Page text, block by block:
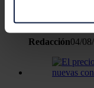
puede tener
Identificar
personales y
Puede cambiar o
ante la
Redacción04/